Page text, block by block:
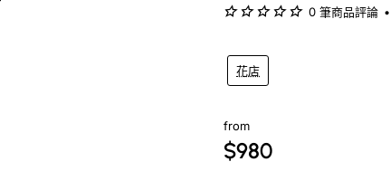
花店
0 筆商品評論 •
from
$980